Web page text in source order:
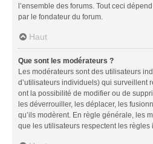
l’ensemble des forums. Tout ceci
par le fondateur du forum.
Haut
Que sont les modérateurs ?
Les modérateurs sont des utilisateurs
d’utilisateurs individuels) qui surveillent
ont la possibilité de modifier ou de
les déverrouiller, les déplacer, les
qu’ils modèrent. En règle générale, les
que les utilisateurs respectent les règles